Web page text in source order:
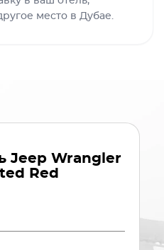
место в Дубае.
Jeep Wrangler
Red